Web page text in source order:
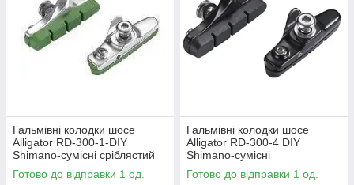
Гальмівні колодки шосе
Alligator RD-300-1-DIY
Shimano-сумісні сріблястий
зелений
Готово до відправки 1 од.
Гальмівні колодки шосе
Alligator RD-300-4 DIY
Shimano-сумісні
Готово до відправки 1 од.